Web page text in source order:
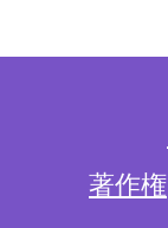
著作権